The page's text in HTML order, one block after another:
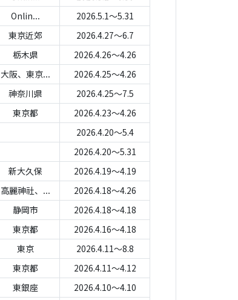
Onlin...
2026.5.1～5.31
東京近郊
2026.4.27～6.7
栃木県
2026.4.26～4.26
大阪、東京...
2026.4.25～4.26
神奈川県
2026.4.25～7.5
東京都
2026.4.23～4.26
2026.4.20～5.4
2026.4.20～5.31
新大久保
2026.4.19～4.19
高麗神社、...
2026.4.18～4.26
静岡市
2026.4.18～4.18
東京都
2026.4.16～4.18
東京
2026.4.11～8.8
東京都
2026.4.11～4.12
東銀座
2026.4.10～4.10